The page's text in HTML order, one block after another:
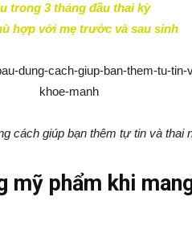
trong 3 tháng đầu thai kỳ
hợp với mẹ trước và sau sinh
cách giúp bạn thêm tự tin và thai
mỹ phẩm khi